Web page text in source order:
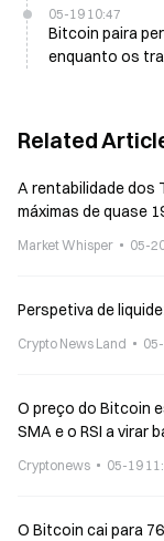
05-19 10:47
Bitcoin paira
enquanto os
Related
A rentabilidade dos
máximas de quase
Market Whisper 05-
Perspetiva de
Crypto News Land
O preço do Bitcoin está a
SMA e o RSI a virar
Cryptonews 05-19
O Bitcoin cai para